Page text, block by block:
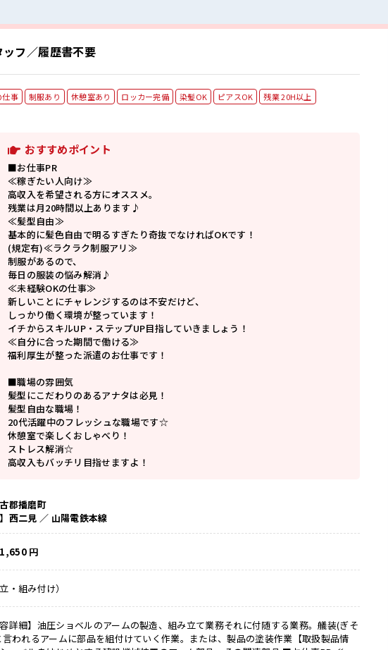
フ／履歴書不要
仕事 制服あり 休憩室あり ロッカー完備 染髪OK ピアスOK
残業 20H以上
おすすめポイント
■お仕事PR
≪稼ぎたい人向け≫
高収入を希望される方にオススメ。
残業は月20時間以上あります♪
≪髪型自由≫
基本的に髪色自由で明るすぎたり奇抜でなければOKです！
(規定有)≪ラクラク制服アリ≫
制服があるので、
毎日の服装の悩み解消♪
≪未経験OKの仕事≫
新しいことにチャレンジするのは不安だけど、
しっかり働く環境が整っています！
イチからスキルUP・ステップUP目指していきましょう！
≪自分に合った期間で働ける≫
福利厚生が整った派遣のお仕事です！
■職場の雰囲気
髪型にこだわりのあるアナタは必見！
髪型自由な職場！
20代活躍中のフレッシュな職場です☆
休憩室で楽しくおしゃべり！
ストレス解消☆
高収入もバッチリ目指せますよ！
郡播磨町
】西二見 ／ 山陽電鉄本線
1,650 円
・組み付け）
容詳細】油圧ショベルのアームの製造、組み立て業務それに付随する業務。艤装(ぎそ
言われるアームに部品を組付けていく作業。または、製品の塗装作業【取扱製品情